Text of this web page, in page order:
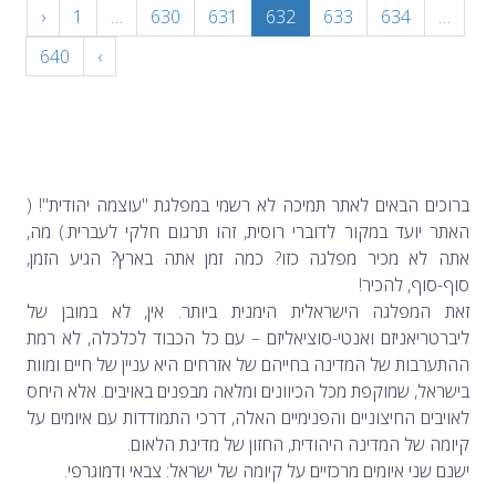
‹ 1 … 630 631 632 633 634
…
640
›
ברוכים הבאים לאתר תמיכה לא רשמי במפלגת "עוצמה יהודית"! (
האתר יועד במקור לדוברי רוסית, זהו תרגום חלקי לעברית.) מה,
אתה לא מכיר מפלגה כזו? כמה זמן אתה בארץ? הגיע הזמן,
סוף-סוף, להכיר!
זאת המפלגה הישראלית הימנית ביותר. אין, לא במובן של
ליברטריאניזם ואנטי-סוציאליזם – עם כל הכבוד לכלכלה, לא רמת
ההתערבות של המדינה בחייהם של אזרחים היא עניין של חיים ומוות
בישראל, שמוקפת מכל הכיוונים ומלאה מבפנים באויבים. אלא היחס
לאויבים החיצוניים והפנימיים האלה, דרכי התמודדות עם איומים על
קיומה של המדינה היהודית, החזון של מדינת הלאום.
ישנם שני איומים מרכזיים על קיומה של ישראל: צבאי ודמוגרפי.